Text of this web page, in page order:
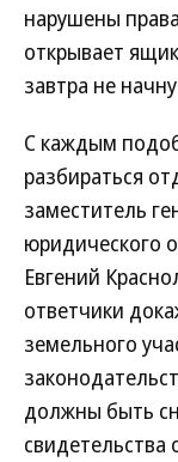
нарушены
открывает
завтра не
С каждым
разбираться
заместитель
юридического
Евгений
ответчики
земельного
должны быть
свидетельства